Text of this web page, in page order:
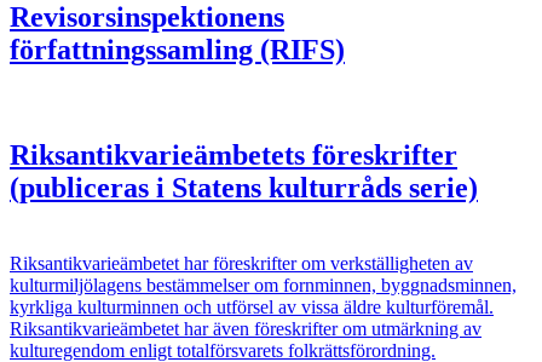
Revisorsinspektionens
författningssamling (RIFS)
Riksantikvarieämbetets föreskrifter
(publiceras i Statens kulturråds serie)
Riksantikvarieämbetet har föreskrifter om verkställigheten av
kulturmiljölagens bestämmelser om fornminnen, byggnadsminnen,
kyrkliga kulturminnen och utförsel av vissa äldre kulturföremål.
Riksantikvarieämbetet har även föreskrifter om utmärkning av
kulturegendom enligt totalförsvarets folkrättsförordning.